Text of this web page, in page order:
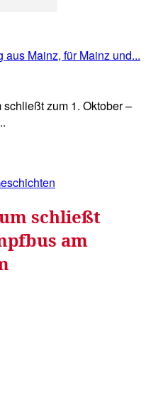
zum 1. Oktober –
schließt
am